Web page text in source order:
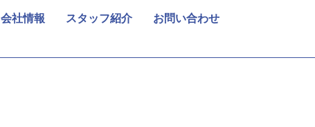
会社情報 スタッフ紹介
お問い合わせ